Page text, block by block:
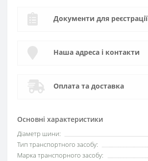
Основні характеристики
Діаметр шини:
Тип транспортного засобу:
Марка транспорного засобу:
Документи для реєстрації
Наша адреса і контакти
Оплата та доставка